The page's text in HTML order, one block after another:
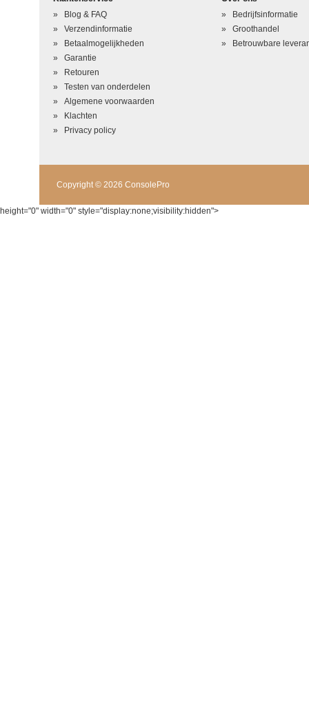
Blog & FAQ
Verzendinformatie
Betaalmogelijkheden
Garantie
Retouren
Testen van onderdelen
Algemene voorwaarden
Klachten
Privacy policy
Bedrijfsinformatie
Groothandel
Betrouwbare
Copyright © 2026 ConsolePro
height="0" width="0" style="display:none;visibility:hidden">